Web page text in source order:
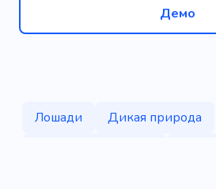
Демо
Лошади
Дикая природа